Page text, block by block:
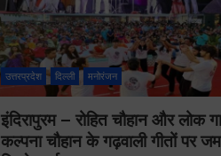
उत्तरप्रदेश दिल्ली मनोरंजन
इंदिरापुरम – रोहित चौहान और लोक
कल्पना चौहान के गढ़वाली गीतों पर
श्रद्धा, सुरक्षा
सुगमता के
उत्कृष्ट समन्वय
से सफलतापूर्वक